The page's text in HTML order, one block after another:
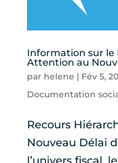
Information sur le
Attention au
par helene | Fév 5,
Documentation
Recours
Nouveau Délai